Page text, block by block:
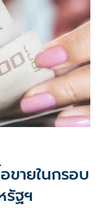
ขายในกรอบ
หรัฐฯ